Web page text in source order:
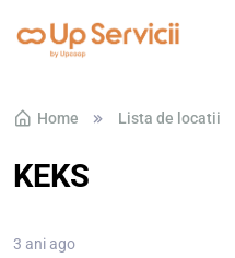
Skip to navigation
Skip to content
Home Lista de locatii
KEKS
3 ani ago